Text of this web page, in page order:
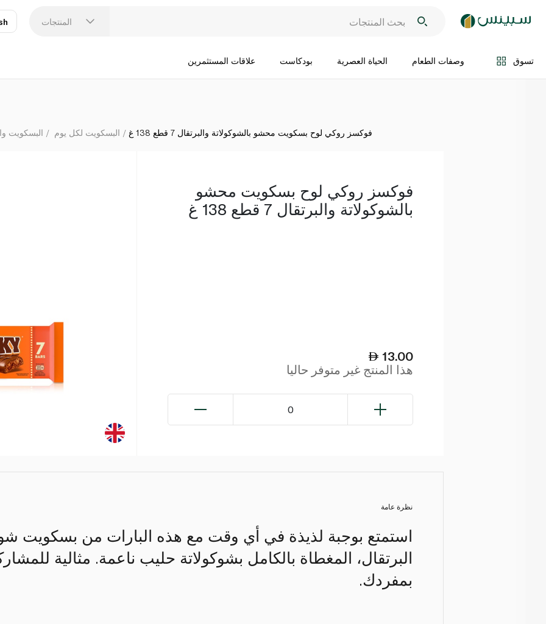
المنتجات
تسوق وصفات الطعام الحياة العصرية بودكاست علاقات المستثمرين
فوكسز
اضف الى السلة
البسكويت البسكويت لكل يوم فوكسز روكي لوح بسكويت محشو بالشوكولاتة والبرتقال 7 قطع 138 غ
فوكسز روكي لوح بسكويت محشو
بالشوكولاتة والبرتقال 7 قطع 138 غ
13.00
هذا المنتج غير متوفر حاليا
0
نظرة عامة
استمتع بوجبة لذيذة في أي وقت مع هذه البارات من بسكويت
البرتقال، المغطاة بالكامل بشوكولاتة حليب ناعمة. مثالية
بمفردك.